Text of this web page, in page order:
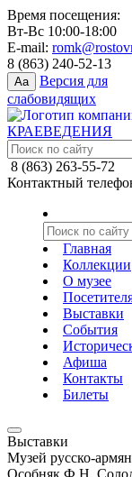
Время посещения:
Вт-Вс 10:00-18:00
E-mail:
8 (863) 240-52-13
Aa
Версия для
слабовидящих
КРАЕВЕДЕНИЯ
8 (863) 263-55-72
Контактный
Главная
Коллекции
О музее
Выставки
События
Афиша
Контакты
Билеты
Выставки
Музей русско-
Особняк Ф.Н.